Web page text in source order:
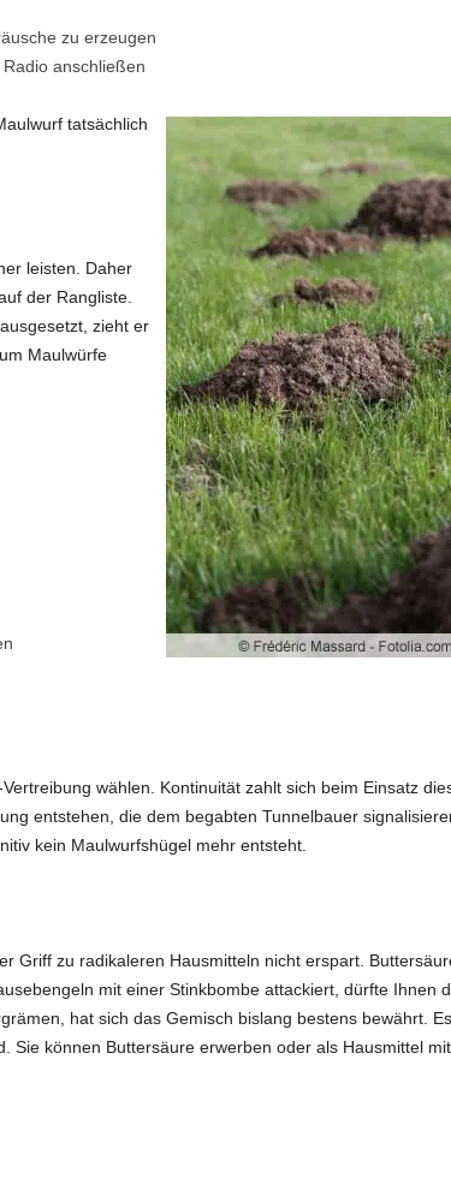
zu erzeugen
anschließen
tatsächlich
leisten. Daher
der Rangliste.
zieht er
Maulwürfe
wählen. Kontinuität zahlt sich beim Einsatz
entstehen, die dem begabten Tunnelbauer
kein Maulwurfshügel mehr entsteht.
Griff zu radikaleren Hausmitteln nicht erspart.
mit einer Stinkbombe attackiert, dürfte Ihnen
hat sich das Gemisch bislang bestens bewährt.
Sie können Buttersäure erwerben oder als Hausmittel